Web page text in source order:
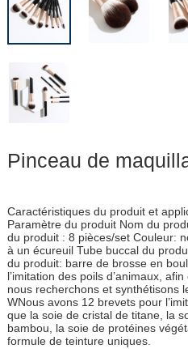
Pinceau de
Caractéristiques du produit et
Paramètre du produit Nom du
du produit : 8 pièces/set Couleur:
à un écureuil Tube buccal du
du produit: barre de brosse en
l’imitation des poils d’animaux,
nous recherchons et synthétisons
WNous avons 12 brevets pour
que la soie de cristal de titane, la
bambou, la soie de protéines
formule de teinture uniques.